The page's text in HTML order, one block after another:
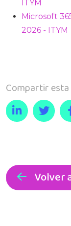
ITYM
Microsoft
2026 - ITYM
Compartir
Volver